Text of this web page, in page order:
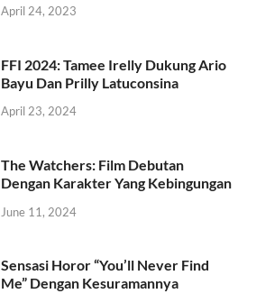
April 24, 2023
FFI 2024: Tamee Irelly Dukung Ario
Bayu Dan Prilly Latuconsina
April 23, 2024
The Watchers: Film Debutan
Dengan Karakter Yang Kebingungan
June 11, 2024
Sensasi Horor “You’ll Never Find
Me” Dengan Kesuramannya